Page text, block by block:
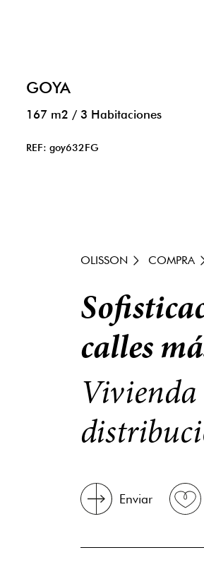
GOYA
167 m2 / 3 Habitaciones
REF: goy632FG
OLISSON COMPRA
calles
Enviar